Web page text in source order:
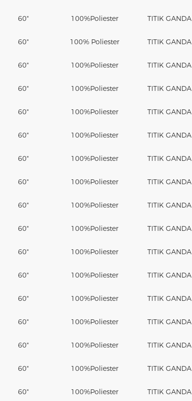
60" 100%Poliester TITIK GANDA
60" 100% Poliester TITIK GANDA
60" 100%Poliester TITIK GANDA
60" 100%Poliester TITIK GANDA
60" 100%Poliester TITIK GANDA
60" 100%Poliester TITIK GANDA
60" 100%Poliester TITIK GANDA
60" 100%Poliester TITIK GANDA
60" 100%Poliester TITIK GANDA
60" 100%Poliester TITIK GANDA
60" 100%Poliester TITIK GANDA
60" 100%Poliester TITIK GANDA
60" 100%Poliester TITIK GANDA
60" 100%Poliester TITIK GANDA
60" 100%Poliester TITIK GANDA
60" 100%Poliester TITIK GANDA
60" 100%Poliester TITIK GANDA